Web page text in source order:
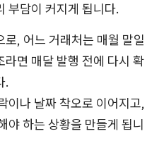
부담이 커지게 됩니다.
, 어느 거래처는 매월 말일
면 매달 발행 전에 다시 확
.
이나 날짜 착오로 이어지고,
야 하는 상황을 만들게 됩니